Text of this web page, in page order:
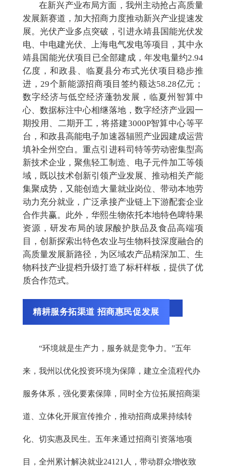
在新兴产业布局方面，我州主动抢占高质量
发展新赛道，加大招商力度推动新兴产业提速发
展。光伏产业多点突破，引进永靖县国能光伏发
电、中电建光伏、上海电气发电等项目，其中永
靖县国能光伏项目已全部建成，年发电量约2.94
亿度，和政县、临夏县分布式光伏项目稳步推
进，29个新能源招商项目签约额达58.28亿元；
数字经济与低空经济蓬勃发展，临夏州智算中
心、数据标注中心相继落地，数字经济产业园一
期投用、二期开工，将搭建3000P智算中心等平
台，和政县高能电子加速器辐照产业园建成运营
填补全州空白。重点引进科司特等劳动密集型高
新技术企业，聚焦轻工制造、电子元件加工等领
域，既以技术创新引领产业发展、推动相关产能
集聚成势，又能创造大量就业岗位、带动本地劳
动力充分就业，广泛承接产业链上下游配套企业
合作共赢。此外，华熙生物依托本地特色啤特果
资源，研发布局的玻尿酸护肤品及食品高端项
目，创新探索出特色农业与生物科技深度融合的
高质量发展新路径，为区域农产品精深加工、生
物科技产业提档升级打造了标杆样板，提供了优
质合作范式。
精耕服务拓渠道 招商惠民促发展
“环境就是生产力，服务就是竞争力。”五年
来，我州以优化投资环境为保障，建立全流程代办
服务体系，强化要素保障，同时全方位拓展招商渠
道、立体化开展宣传推介，推动招商成果持续转
化、切实惠及民生。五年来通过招商引资落地项
目，全州累计解决就业24121人，带动群众增收致